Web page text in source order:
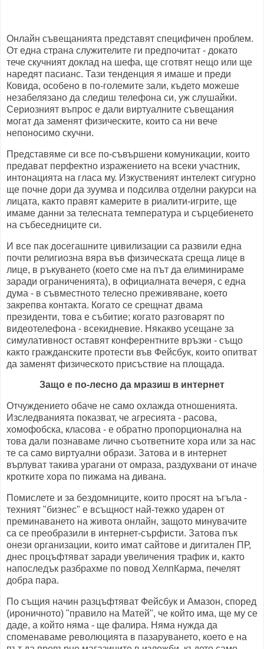
Онлайн съвещанията представят специфичен проблем.
От една страна служителите ги предпочитат - докато
тече скучният доклад на шефа, ще сготвят нещо или ще
наредят пасианс. Тази тенденция я имаше и преди
Ковида, особено в по-големите зали, където можеше
незабелязано да следиш телефона си, уж слушайки.
Сериозният въпрос е дали виртуалните съвещания
могат да заменят физическите, които са ни вече
непоносимо скучни.
Представяме си все по-съвършени комуникации, които
предават перфектно изражението на всеки участник,
интонацията на гласа му. Изкуственият интелект сигурно
ще почне дори да зуумва и подсилва отделни ракурси на
лицата, както правят камерите в риалити-игрите, ще
имаме данни за телесната температура и сърцебиенето
на събеседниците си.
И все пак досегашните цивилизации са развили една
почти религиозна вяра във физическата среща лице в
лице, в ръкуването (което сме на път да елиминираме
заради ограниченията), в официалната вечеря, с една
дума - в съвместното телесно преживяване, което
закрепва контакта. Когато се срещнат двама
президенти, това е събитие; когато разговарят по
видеотелефона - всекидневие. Някакво усещане за
симулативност оставят конферентните връзки - също
както гражданските протести във Фейсбук, които опитват
да заменят физическото присъствие на площада.
Защо е по-лесно да мразиш в интернет
Отчуждението обаче не само охлажда отношенията.
Изследванията показват, че агресията - расова,
хомофобска, класова - е обратно пропорционална на
това дали познаваме лично съответните хора или за нас
те са само виртуални образи. Затова и в интернет
върлуват такива урагани от омраза, раздухвани от иначе
кротките хора по пижама на дивана.
Помислете и за бездомниците, които просят на ъгъла -
техният "бизнес" е всъщност най-тежко ударен от
преминаването на живота онлайн, защото минувачите
са се преобразили в интернет-сърфисти. Затова пък
онези организации, които имат сайтове и дигитален ПР,
днес процъфтяват заради увеличения трафик и, както
напоследък разбрахме по повод ХелпКарма, печелят
добра пара.
По същия начин разцъфтяват Фейсбук и Амазон, според
(ироничното) "правило на Матей", че който има, ще му се
даде, а който няма - ще фалира. Няма нужда да
споменаваме революцията в пазаруването, което е на